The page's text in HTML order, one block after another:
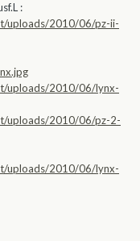
:
uploads/2010/06/pz-ii-
uploads/2010/06/lynx-
uploads/2010/06/pz-2-
uploads/2010/06/lynx-